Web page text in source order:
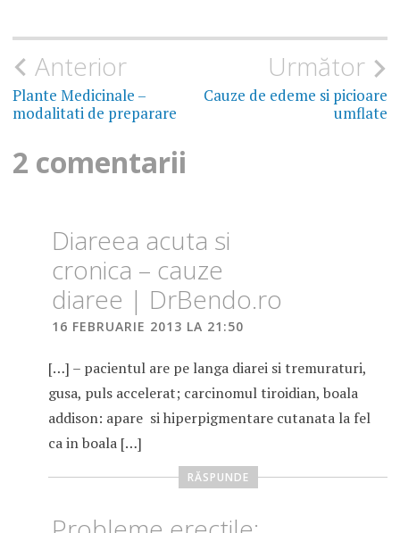
BOALA
ADDISON
TENSIUNE
Navigare
în
Anterior
Plante Medicinale –
modalitati de preparare
Următor
Cauze de edeme si picioare
umflate
2 comentarii
Diareea acuta si
cronica – cauze
diaree | DrBendo.ro
16 FEBRUARIE 2013 LA 21:50
[…] – pacientul are pe langa diarei si tremuraturi,
gusa, puls accelerat; carcinomul tiroidian, boala
addison: apare si hiperpigmentare cutanata la fel
ca in boala […]
RĂSPUNDE